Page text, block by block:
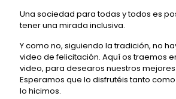
Una sociedad para todas y todos es
tener una mirada inclusiva.
Y como no, siguiendo la tradición, no
video de felicitación. Aquí os traemos
video, para desearos nuestros
Esperamos que lo disfrutéis tanto
lo hicimos.